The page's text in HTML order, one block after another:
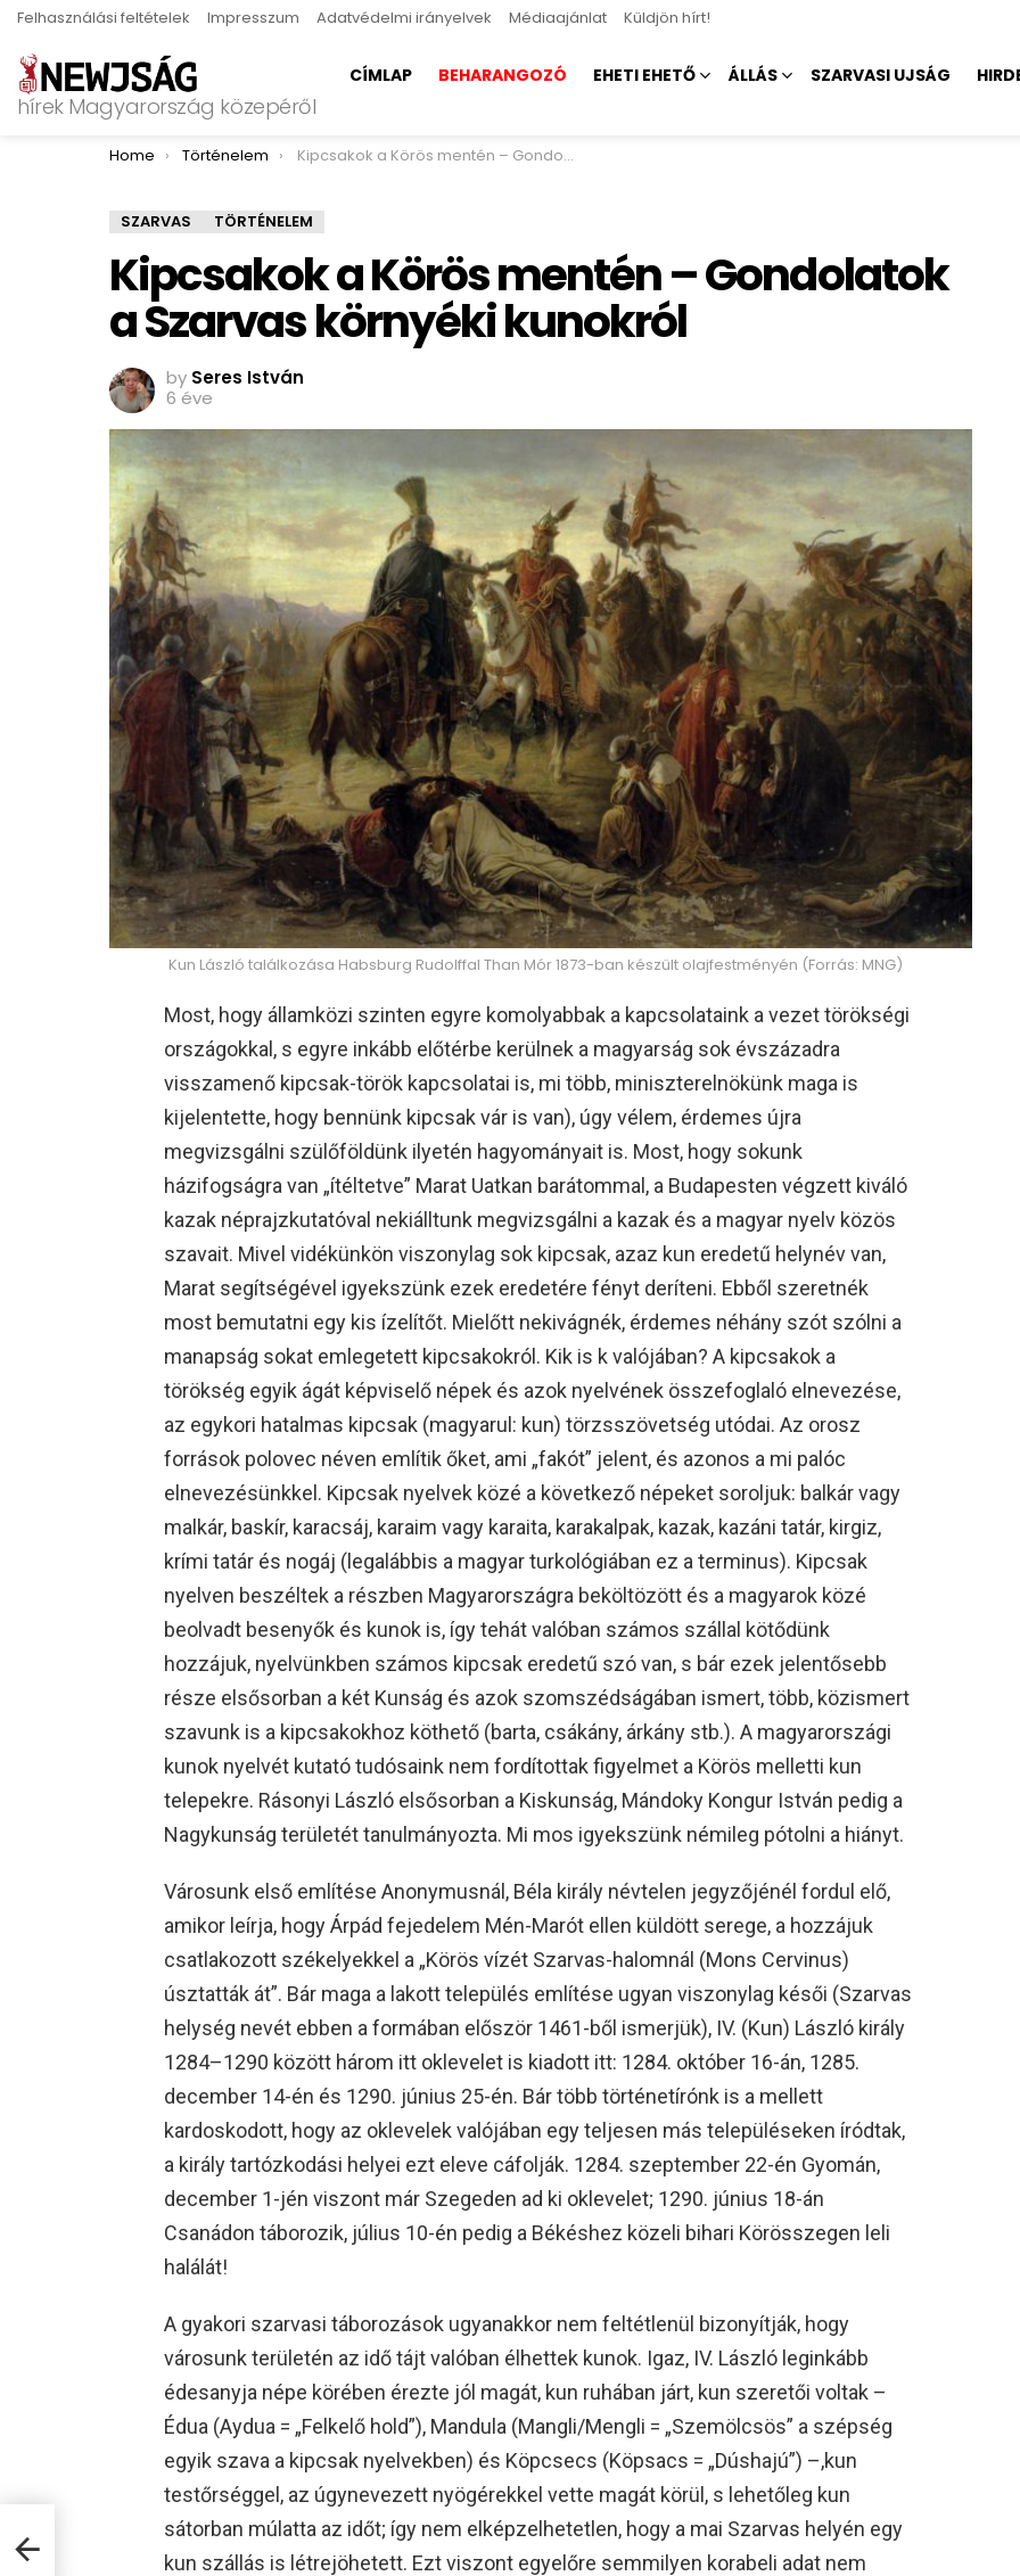
Felhasználási feltételek Impresszum Adatvédelmi irányelvek Médiaajánlat Küldjön hírt!
hírek Magyarország közepéről
CÍMLAP BEHARANGOZÓ EHETI EHETŐ ÁLLÁS SZARVASI UJSÁG
You are here:
Home Történelem Kipcsakok a Körös mentén – Gondolatok a Szarvas környéki kunokról
SZARVAS TÖRTÉNELEM
Kipcsakok a Körös mentén – Gondolatok
a Szarvas környéki kunokról
by Seres István
6 éve
Kun László találkozása Habsburg Rudolffal Than Mór 1873-ban készült olajfestményén (Forrás: MNG)
Most, hogy államközi szinten egyre komolyabbak a kapcsolataink a vezet törökségi
országokkal, s egyre inkább előtérbe kerülnek a magyarság sok évszázadra
visszamenő kipcsak-török kapcsolatai is, mi több, miniszterelnökünk maga is
kijelentette, hogy bennünk kipcsak vár is van), úgy vélem, érdemes újra
megvizsgálni szülőföldünk ilyetén hagyományait is. Most, hogy sokunk
házifogságra van „ítéltetve” Marat Uatkan barátommal, a Budapesten végzett kiváló
kazak néprajzkutatóval nekiálltunk megvizsgálni a kazak és a magyar nyelv közös
szavait. Mivel vidékünkön viszonylag sok kipcsak, azaz kun eredetű helynév van,
Marat segítségével igyekszünk ezek eredetére fényt deríteni. Ebből szeretnék
most bemutatni egy kis ízelítőt. Mielőtt nekivágnék, érdemes néhány szót szólni a
manapság sokat emlegetett kipcsakokról. Kik is k valójában? A kipcsakok a
törökség egyik ágát képviselő népek és azok nyelvének összefoglaló elnevezése,
az egykori hatalmas kipcsak (magyarul: kun) törzsszövetség utódai. Az orosz
források polovec néven említik őket, ami „fakót” jelent, és azonos a mi palóc
elnevezésünkkel. Kipcsak nyelvek közé a következő népeket soroljuk: balkár vagy
malkár, baskír, karacsáj, karaim vagy karaita, karakalpak, kazak, kazáni tatár, kirgiz,
krími tatár és nogáj (legalábbis a magyar turkológiában ez a terminus). Kipcsak
nyelven beszéltek a részben Magyarországra beköltözött és a magyarok közé
beolvadt besenyők és kunok is, így tehát valóban számos szállal kötődünk
hozzájuk, nyelvünkben számos kipcsak eredetű szó van, s bár ezek jelentősebb
része elsősorban a két Kunság és azok szomszédságában ismert, több, közismert
szavunk is a kipcsakokhoz köthető (barta, csákány, árkány stb.). A magyarországi
kunok nyelvét kutató tudósaink nem fordítottak figyelmet a Körös melletti kun
telepekre. Rásonyi László elsősorban a Kiskunság, Mándoky Kongur István pedig a
Nagykunság területét tanulmányozta. Mi mos igyekszünk némileg pótolni a hiányt.
Városunk első említése Anonymusnál, Béla király névtelen jegyzőjénél fordul elő,
amikor leírja, hogy Árpád fejedelem Mén-Marót ellen küldött serege, a hozzájuk
csatlakozott székelyekkel a „Körös vízét Szarvas-halomnál (Mons Cervinus)
úsztatták át”. Bár maga a lakott település említése ugyan viszonylag késői (Szarvas
helység nevét ebben a formában először 1461-ből ismerjük), IV. (Kun) László király
1284–1290 között három itt oklevelet is kiadott itt: 1284. október 16-án, 1285.
december 14-én és 1290. június 25-én. Bár több történetírónk is a mellett
kardoskodott, hogy az oklevelek valójában egy teljesen más településeken íródtak,
a király tartózkodási helyei ezt eleve cáfolják. 1284. szeptember 22-én Gyomán,
december 1-jén viszont már Szegeden ad ki oklevelet; 1290. június 18-án
Csanádon táborozik, július 10-én pedig a Békéshez közeli bihari Körösszegen leli
halálát!
A gyakori szarvasi táborozások ugyanakkor nem feltétlenül bizonyítják, hogy
városunk területén az idő tájt valóban élhettek kunok. Igaz, IV. László leginkább
édesanyja népe körében érezte jól magát, kun ruhában járt, kun szeretői voltak –
Édua (Aydua = „Felkelő hold”), Mandula (Mangli/Mengli = „Szemölcsös” a szépség
egyik szava a kipcsak nyelvekben) és Köpcsecs (Köpsacs = „Dúshajú”) –,kun
testőrséggel, az úgynevezett nyögérekkel vette magát körül, s lehetőleg kun
sátorban múlatta az időt; így nem elképzelhetetlen, hogy a mai Szarvas helyén egy
kun szállás is létrejöhetett. Ezt viszont egyelőre semmilyen korabeli adat nem